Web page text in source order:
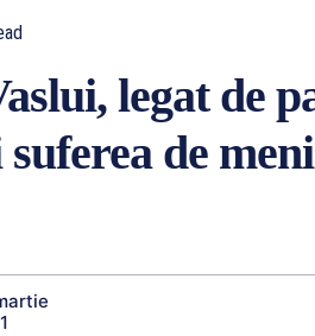
legat de
de